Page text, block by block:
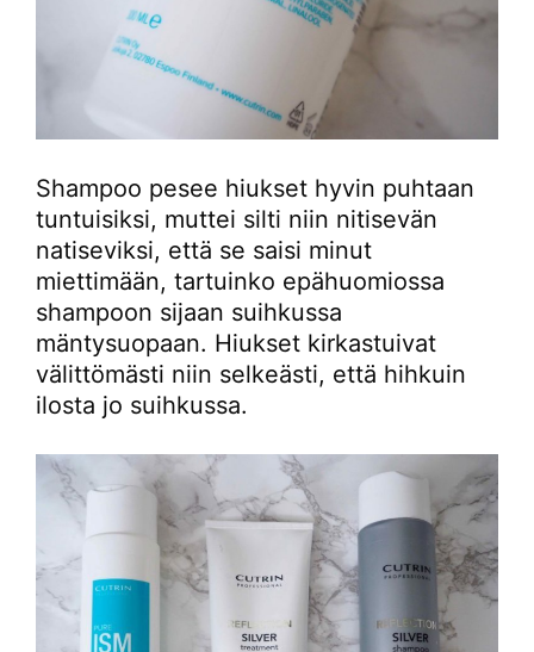
Shampoo pesee hiukset hyvin puhtaan
tuntuisiksi, muttei silti niin nitisevän
natiseviksi, että se saisi minut
miettimään, tartuinko epähuomiossa
shampoon sijaan suihkussa
mäntysuopaan. Hiukset kirkastuivat
välittömästi niin selkeästi, että hihkuin
ilosta jo suihkussa.